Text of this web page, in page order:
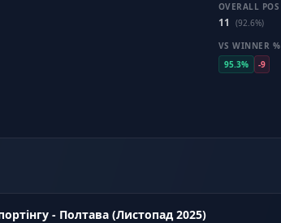
OVERALL POS
11
(92.6%)
VS WINNER %
95.3%
-9
- Полтава (Листопад 2025)